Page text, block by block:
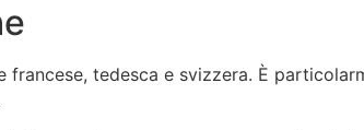
francese, tedesca e svizzera. È